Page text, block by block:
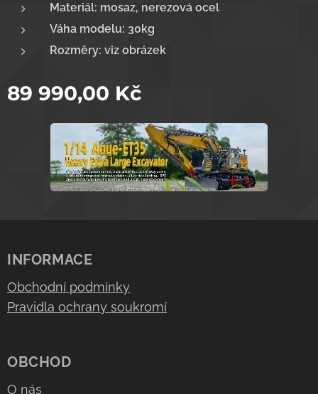
Materiál: mosaz, nerezová ocel
Váha modelu: 30kg
Rozměry: viz obrázek
89 990,00 Kč
INFORMACE
Obchodní podmínky
Pravidla ochrany soukromí
OBCHOD
O nás